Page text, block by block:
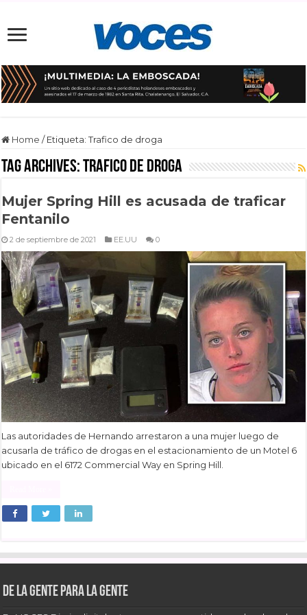
Home / Etiqueta:Trafico de droga
Tag Archives:Trafico de droga
Mujer Spring Hill es acusada de traficar
Fentanilo
2 de septiembre de 2021 EE.UU 0
Las autoridades de Hernando arrestaron a una mujer luego de
acusarla de tráfico de drogas en el estacionamiento de un Motel 6
ubicado en el 6172 Commercial Way en Spring Hill.
De la gente para la gente